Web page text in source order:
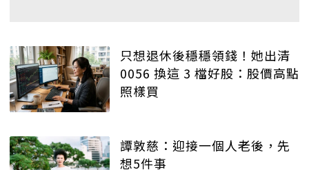
只想退休後穩穩領錢！她出清
0056 換這 3 檔好股：股價高點
照樣買
譚敦慈：迎接一個人老後，先
想5件事